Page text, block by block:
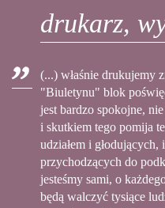
drukarz,
(...) właśnie drukujemy
"Biuletynu" blok
jest bardzo spokojne,
i skutkiem tego pomija
udziałem i
przychodzących do
jesteśmy sami, o
będą walczyć tysiące